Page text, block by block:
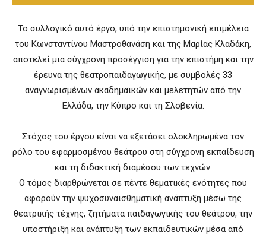
Το συλλογικό αυτό έργο, υπό την επιστημονική επιμέλεια
του Κωνσταντίνου Μαστροθανάση και της Μαρίας Κλαδάκη,
αποτελεί μια σύγχρονη προσέγγιση για την επιστήμη και την
έρευνα της θεατροπαιδαγωγικής, με συμβολές 33
αναγνωρισμένων ακαδημαϊκών και μελετητών από την
Ελλάδα, την Κύπρο και τη Σλοβενία.
Στόχος του έργου είναι να εξετάσει ολοκληρωμένα τον
ρόλο του εφαρμοσμένου θεάτρου στη σύγχρονη εκπαίδευση
και τη διδακτική διαμέσου των τεχνών.
Ο τόμος διαρθρώνεται σε πέντε θεματικές ενότητες που
αφορούν την ψυχοσυναισθηματική ανάπτυξη μέσω της
θεατρικής τέχνης, ζητήματα παιδαγωγικής του θεάτρου, την
υποστήριξη και ανάπτυξη των εκπαιδευτικών μέσα από